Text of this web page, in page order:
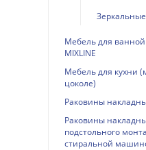
Мебель для
MIXLINE
Мебель для кухни
цоколе)
Раковины
Раковины
подстольного
стиральной